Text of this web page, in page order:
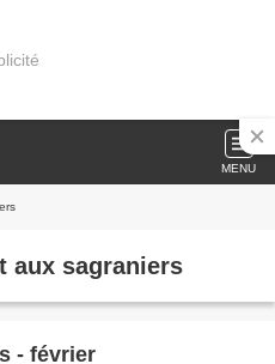
MENU
aux sagraniers
- février